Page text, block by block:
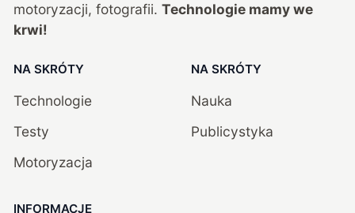
motoryzacji, fotografii. Technologie mamy we
krwi!
NA SKRÓTY
Technologie
Testy
Motoryzacja
NA SKRÓTY
Nauka
Publicystyka
INFORMACJE